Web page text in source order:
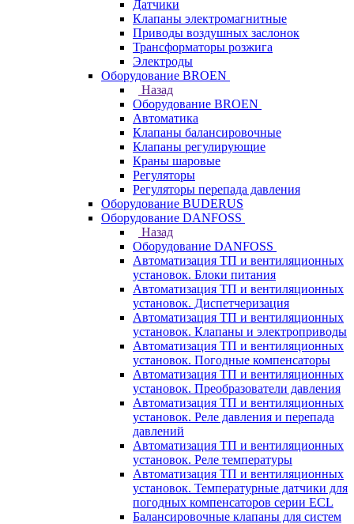
Датчики
Клапаны электромагнитные
Приводы воздушных заслонок
Трансформаторы розжига
Электроды
Оборудование BROEN
Назад
Оборудование BROEN
Автоматика
Клапаны балансировочные
Клапаны регулирующие
Краны шаровые
Регуляторы
Регуляторы перепада давления
Оборудование BUDERUS
Оборудование DANFOSS
Назад
Оборудование DANFOSS
Автоматизация ТП и вентиляционных
установок. Блоки питания
Автоматизация ТП и вентиляционных
установок. Диспетчеризация
Автоматизация ТП и вентиляционных
установок. Клапаны и электроприводы
Автоматизация ТП и вентиляционных
установок. Погодные компенсаторы
Автоматизация ТП и вентиляционных
установок. Преобразователи давления
Автоматизация ТП и вентиляционных
установок. Реле давления и перепада
давлений
Автоматизация ТП и вентиляционных
установок. Реле температуры
Автоматизация ТП и вентиляционных
установок. Температурные датчики для
погодных компенсаторов серии ECL
Балансировочные клапаны для систем